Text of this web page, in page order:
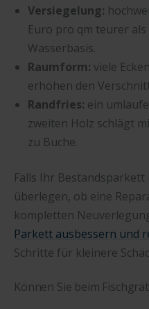
Versiegelung:
Euro pro qm teurer
Wasserbasis.
Raumform: viele
erhöhen den
Randfries: ein
zweiten Holz schlägt
zu Buche.
Falls Ihr Bestandsparkett
überlegen, ob eine
kompletten
Parkett ausbessern und
Schritte für kleinere
Können Sie beim